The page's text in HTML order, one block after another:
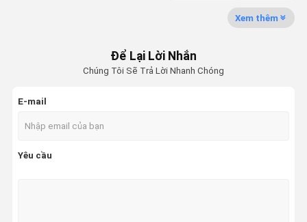
Xem thêm
Để Lại Lời Nhắn
Chúng Tôi Sẽ Trả Lời Nhanh Chóng
E-mail
Yêu cầu